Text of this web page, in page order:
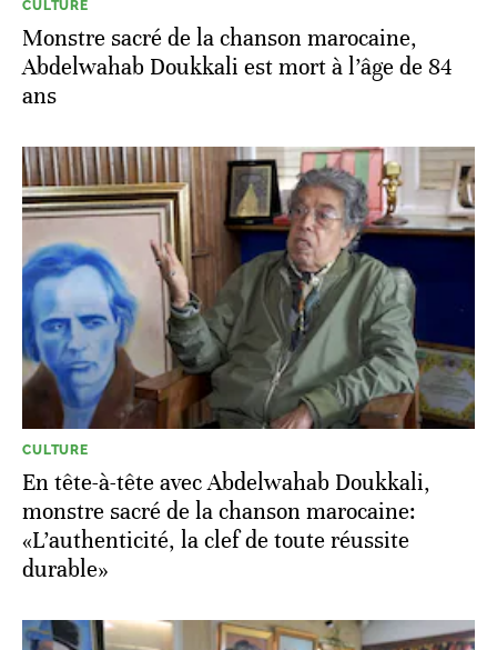
CULTURE
Monstre sacré de la chanson marocaine,
Abdelwahab Doukkali est mort à l’âge de 84
ans
CULTURE
En tête-à-tête avec Abdelwahab Doukkali,
monstre sacré de la chanson marocaine:
«L’authenticité, la clef de toute réussite
durable»